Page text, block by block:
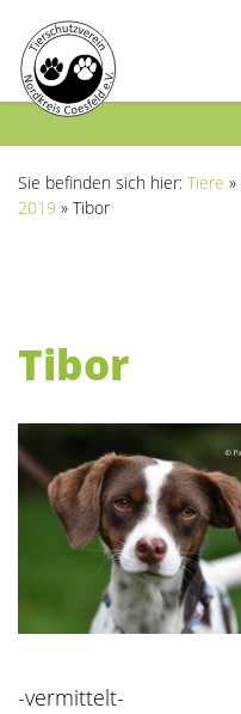
Sie befinden sich hier: Tiere »
2019 » Tibor
Tibor
-vermittelt-